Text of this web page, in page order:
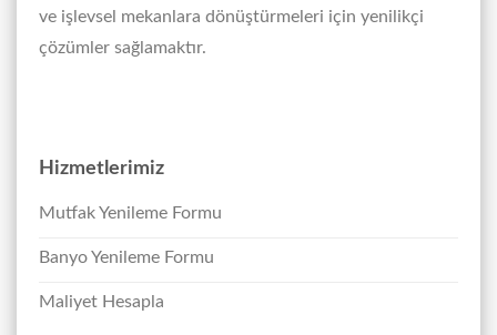
ve işlevsel mekanlara dönüştürmeleri için yenilikçi
çözümler sağlamaktır.
Hizmetlerimiz
Mutfak Yenileme Formu
Banyo Yenileme Formu
Maliyet Hesapla